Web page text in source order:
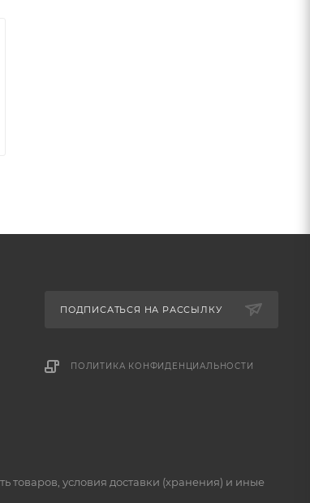
ПОДПИСАТЬСЯ НА РАССЫЛКУ
ПОЛИТИКА КОНФИДЕНЦИАЛЬНОСТИ
условия доставки (хранения) и иные